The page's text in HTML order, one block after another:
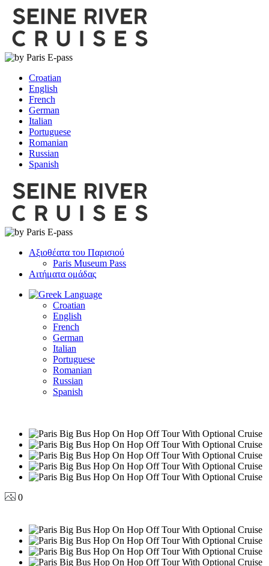
Croatian
English
French
German
Italian
Portuguese
Romanian
Russian
Spanish
Αξιοθέατα του Παρισιού
Paris Museum Pass
Αιτήματα ομάδας
Language
Croatian
English
French
German
Italian
Portuguese
Romanian
Russian
Spanish
0